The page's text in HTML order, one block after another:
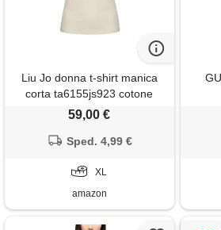
Liu Jo donna t-shirt manica
corta ta6155js923 cotone
bianco xl
59,00 €
Sped. 4,99 €
XL
amazon